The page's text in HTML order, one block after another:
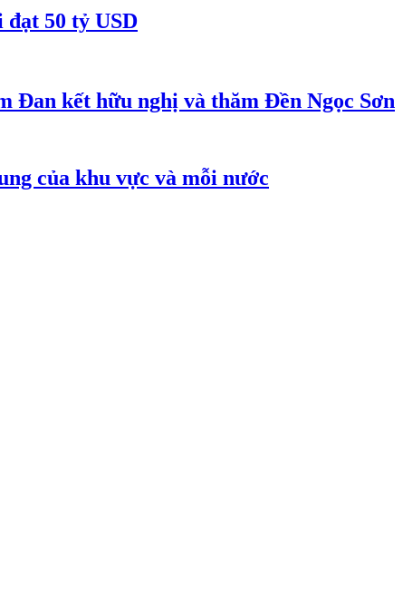
50 tỷ USD
kết hữu nghị và thăm Đền Ngọc Sơn
của khu vực và mỗi nước